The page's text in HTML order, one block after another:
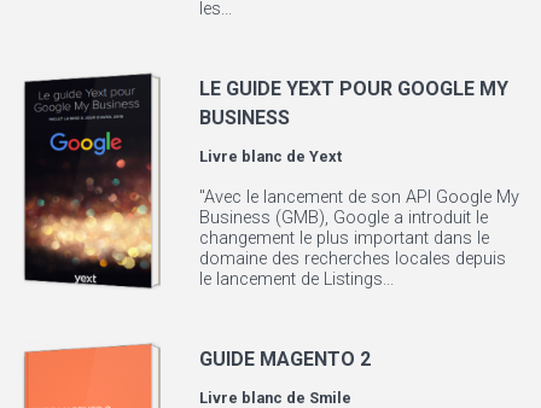
les...
LE GUIDE YEXT POUR GOOGLE MY
BUSINESS
Livre blanc deYext
"Avec le lancement de son API Google My
Business (GMB), Google a introduit le
changement le plus important dans le
domaine des recherches locales depuis
le lancement de Listings...
GUIDE MAGENTO 2
Livre blanc de Smile